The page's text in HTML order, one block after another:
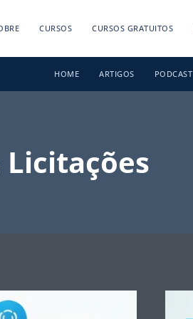
CURSOS CURSOS GRATUITOS
HOME ARTIGOS PODCAST
Licitações